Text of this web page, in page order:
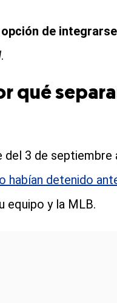
de
.
qué
del 3 de septiembre
habían detenido
equipo y la MLB.